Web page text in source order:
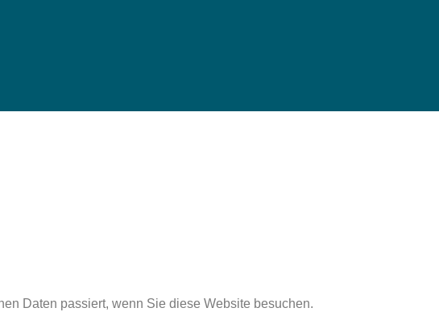
Daten passiert, wenn Sie diese Website besuchen.